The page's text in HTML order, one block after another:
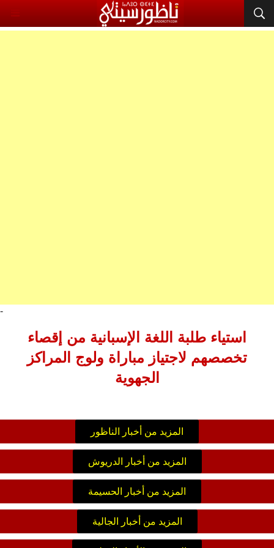
-
استياء طلبة اللغة الإسبانية من إقصاء
تخصصهم لاجتياز مباراة ولوج المراكز
الجهوية
المزيد من أخبار الناظور
المزيد من أخبار الدريوش
المزيد من أخبار الحسيمة
المزيد من أخبار الجالية